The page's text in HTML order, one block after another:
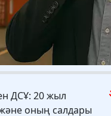
ДСҰ: 20 жыл
оның салдары